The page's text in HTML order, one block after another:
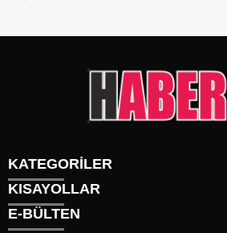
KATEGORİLER
Gündem
Siyaset
KISAYOLLAR
Künye
E-BÜLTEN